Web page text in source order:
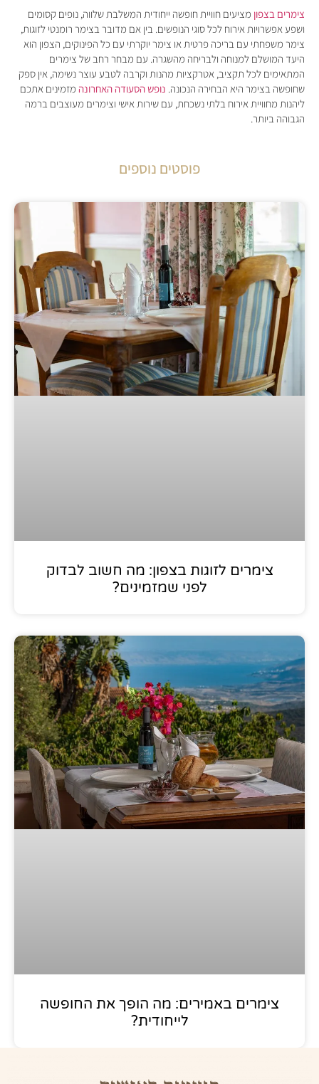
צימרים בצפון מציעים חוויית חופשה ייחודית המשלבת שלווה, נופים קסומים
ושפע אפשרויות אירוח לכל סוגי הנופשים. בין אם מדובר בצימר רומנטי לזוגות,
צימר משפחתי עם בריכה פרטית או צימר יוקרתי עם כל הפינוקים, הצפון הוא
היעד המושלם למנוחה ולבריחה מהשגרה. עם מבחר רחב של צימרים
המתאימים לכל תקציב, אטרקציות מהנות וקרבה לטבע עוצר נשימה, אין ספק
שחופשה בצימר היא הבחירה הנכונה. נופש הסעודה האחרונה מזמינים אתכם
ליהנות מחוויית אירוח בלתי נשכחת, עם שירות אישי וצימרים מעוצבים ברמה
הגבוהה ביותר.
פוסטים נוספים
צימרים לזוגות בצפון: מה חשוב לבדוק
לפני שמזמינים?
צימרים באמירים: מה הופך את החופשה
לייחודית?